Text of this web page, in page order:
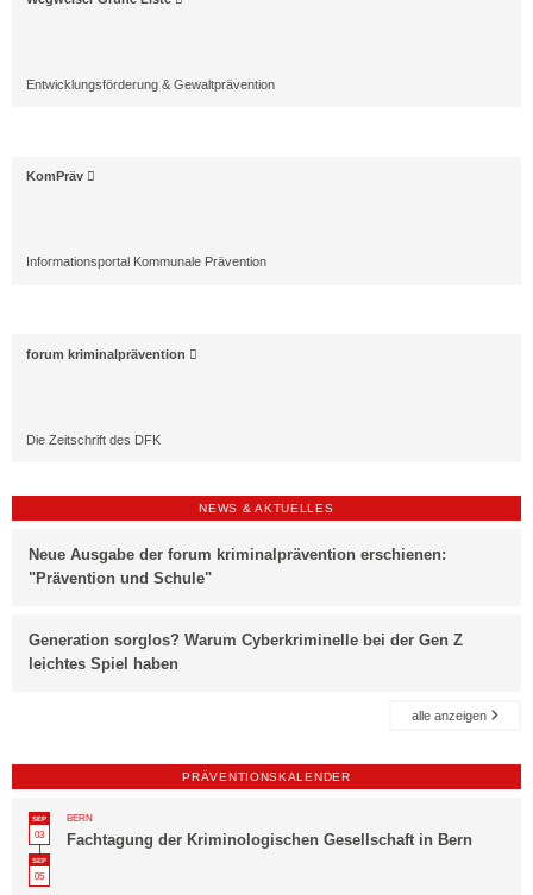
Entwicklungsförderung & Gewaltprävention
KomPräv
Informationsportal Kommunale Prävention
forum kriminalprävention
Die Zeitschrift des DFK
NEWS & AKTUELLES
Neue Ausgabe der forum kriminalprävention erschienen:
"Prävention und Schule"
Generation sorglos? Warum Cyberkriminelle bei der Gen Z
leichtes Spiel haben
alle anzeigen
PRÄVENTIONSKALENDER
SEP
03
SEP
05
BERN
Fachtagung der Kriminologischen Gesellschaft in Bern